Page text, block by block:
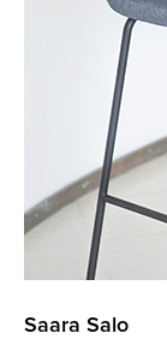
Saara Salo